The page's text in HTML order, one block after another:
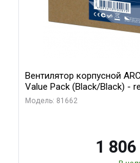
Вентилятор корпусной
Value Pack (Black/Black) -
(702072)
Модель: 81662
1